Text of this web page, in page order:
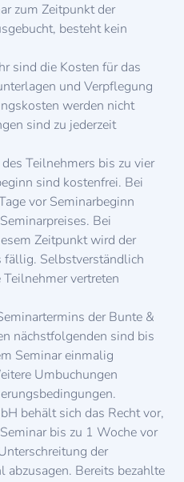
zum Zeitpunkt der
besteht kein
sind die Kosten für das
und Verpflegung
werden nicht
sind zu jederzeit
Teilnehmers bis zu vier
sind kostenfrei. Bei
vor Seminarbeginn
Bei
Zeitpunkt wird der
fällig. Selbstverständlich
vertreten
der Bunte &
nächstfolgenden sind bis
Seminar einmalig
Umbuchungen
behält sich das Recht vor,
bis zu 1 Woche vor
der
abzusagen. Bereits bezahlte